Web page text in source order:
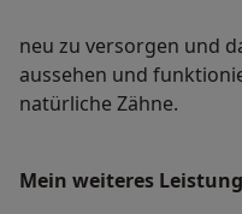
neu zu versorgen und
aussehen und
natürliche Zähne.
Mein weiteres